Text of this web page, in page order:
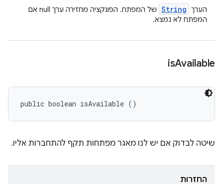
הערך String
של המפתח. הפונקציה מחזירה ערך null אם
המפתח לא נמצא.
isAvailable
public boolean isAvailable ()
שיטה לבדוק אם יש לנו מאגר מפתחות תקף להתחברות אליו.
החזרות